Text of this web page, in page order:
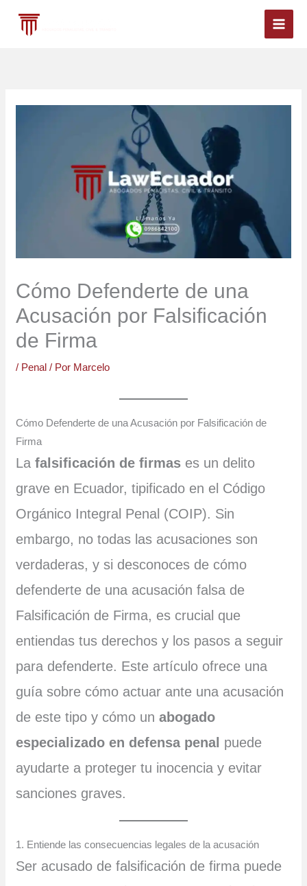
Cómo Defenderte de una
Acusación por Falsificación
de Firma
/ Penal / Por Marcelo
Cómo Defenderte de una Acusación por Falsificación de
Firma
Lafalsificación de firmas es un delito
grave en Ecuador, tipificado en el Código
Orgánico Integral Penal (COIP). Sin
embargo, no todas las acusaciones son
verdaderas, y si desconoces de cómo
defenderte de una acusación falsa de
Falsificación de Firma, es crucial que
entiendas tus derechos y los pasos a seguir
para defenderte. Este artículo ofrece una
guía sobre cómo actuar ante una acusación
de este tipo y cómo unabogado
especializado en defensa penal puede
ayudarte a proteger tu inocencia y evitar
sanciones graves.
1. Entiende las consecuencias legales de la acusación
Ser acusado de falsificación de firma puede